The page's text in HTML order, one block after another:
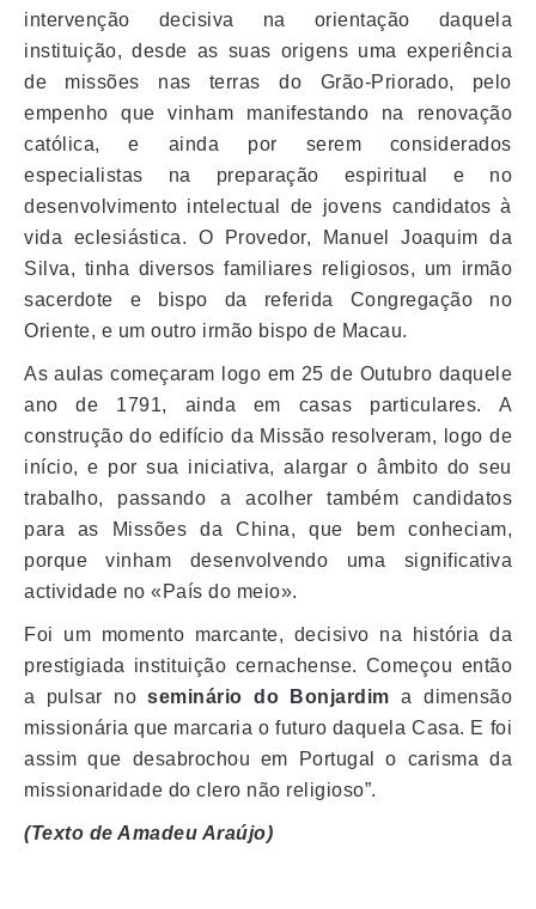
intervenção decisiva na orientação daquela
instituição, desde as suas origens uma experiência
de missões nas terras do Grão-Priorado, pelo
empenho que vinham manifestando na renovação
católica, e ainda por serem considerados
especialistas na preparação espiritual e no
desenvolvimento intelectual de jovens candidatos à
vida eclesiástica. O Provedor, Manuel Joaquim da
Silva, tinha diversos familiares religiosos, um irmão
sacerdote e bispo da referida Congregação no
Oriente, e um outro irmão bispo de Macau.
As aulas começaram logo em 25 de Outubro daquele
ano de 1791, ainda em casas particulares. A
construção do edifício da Missão resolveram, logo de
início, e por sua iniciativa, alargar o âmbito do seu
trabalho, passando a acolher também candidatos
para as Missões da China, que bem conheciam,
porque vinham desenvolvendo uma significativa
actividade no «País do meio».
Foi um momento marcante, decisivo na história da
prestigiada instituição cernachense. Começou então
a pulsar noseminário do Bonjardim a dimensão
missionária que marcaria o futuro daquela Casa. E foi
assim que desabrochou em Portugal o carisma da
missionaridade do clero não religioso”.
(Texto de Amadeu Araújo)